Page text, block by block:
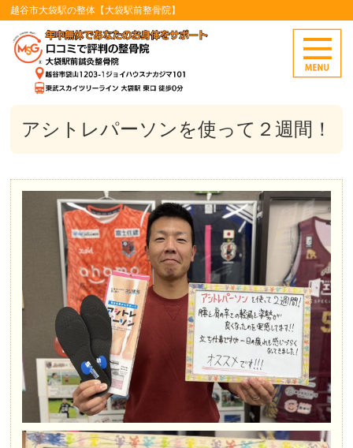
越谷市大袋駅の整体【大袋駅前整骨院】
アシトレパーソンを使って２週間！